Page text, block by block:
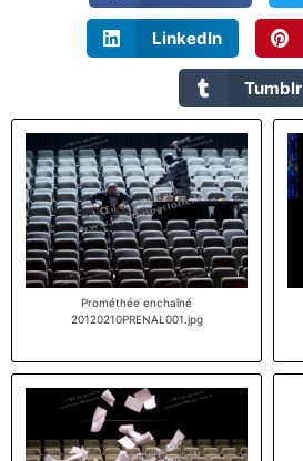
LinkedIn
Tumblr
Prométhée enchaîné
20120210PRENAL001.jpg